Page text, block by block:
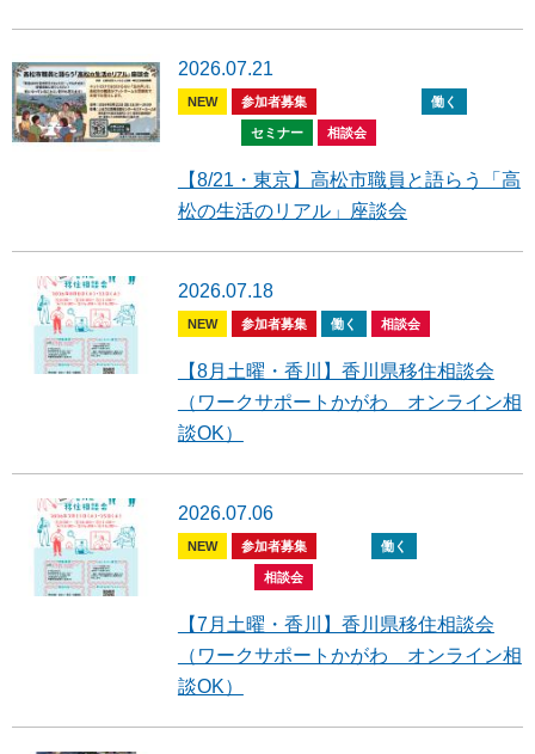
2026.07.21
NEW 参加者募集 働く
セミナー 相談会
【8/21・東京】高松市職員と語らう「高
松の生活のリアル」座談会
2026.07.18
NEW 参加者募集 働く 相談会
【8月土曜・香川】香川県移住相談会
（ワークサポートかがわ オンライン相
談OK）
2026.07.06
NEW 参加者募集 働く
相談会
【7月土曜・香川】香川県移住相談会
（ワークサポートかがわ オンライン相
談OK）